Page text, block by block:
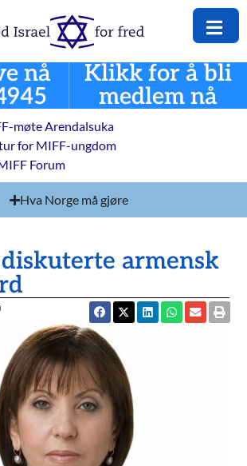
nå
Klikk for å bli
medlem nå
møte Arendalsuka
for MIFF-ungdom
Forum
Hva Norge må gjøre
armensk